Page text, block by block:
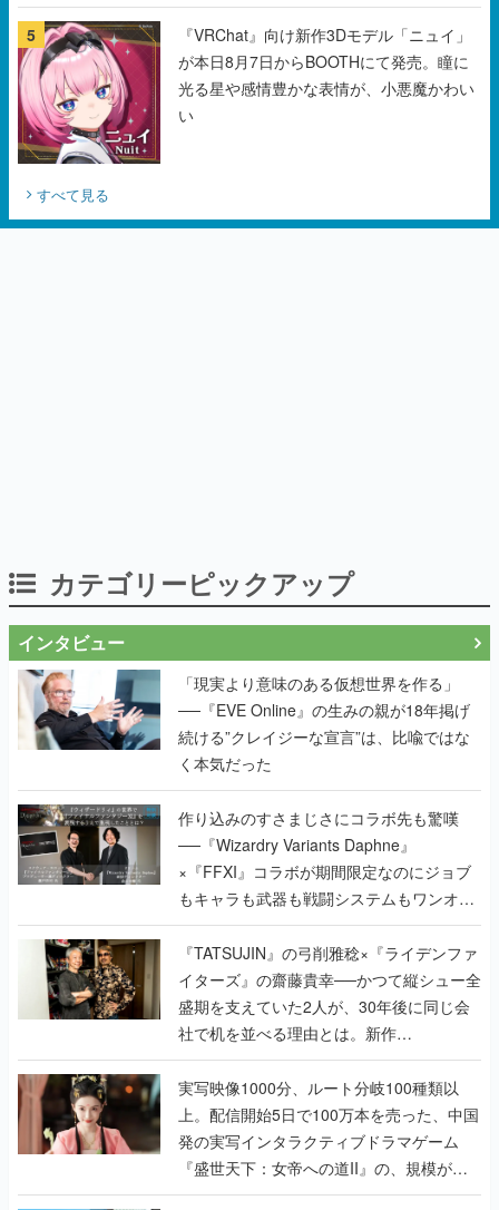
5
『VRChat』向け新作3Dモデル「ニュイ」
が本日8月7日からBOOTHにて発売。瞳に
光る星や感情豊かな表情が、小悪魔かわい
い
すべて見る
カテゴリーピックアップ
インタビュー
「現実より意味のある仮想世界を作る」
──『EVE Online』の生みの親が18年掲げ
続ける”クレイジーな宣言”は、比喩ではな
く本気だった
作り込みのすさまじさにコラボ先も驚嘆
──『Wizardry Variants Daphne』
×『FFXI』コラボが期間限定なのにジョブ
もキャラも武器も戦闘システムもワンオフ
で作り込まれた理由を両ディレクターに聞
く
『TATSUJIN』の弓削雅稔×『ライデンファ
イターズ』の齋藤貴幸──かつて縦シュー全
盛期を支えていた2人が、30年後に同じ会
社で机を並べる理由とは。新作
『TATSUJIN EXTREME』で初タッグを組
んだレジェンド2人に訊く開発秘話
実写映像1000分、ルート分岐100種類以
上。配信開始5日で100万本を売った、中国
発の実写インタラクティブドラマゲーム
『盛世天下：女帝への道II』の、規模が違
うこだわりをプロデューサーに聞いた